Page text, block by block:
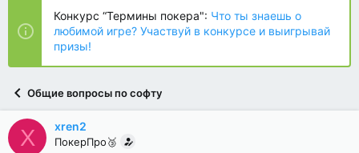
ы
л
а
Конкурс “Термины покера": Что ты знаешь о
любимой игре? Участвуй в конкурсе и выигрывай
призы!
Общие вопросы по софту
X xren2
ПокерПро🥉